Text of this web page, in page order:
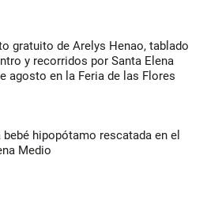
gratuito de Arelys Henao, tablado
y recorridos por Santa Elena
agosto en la Feria de las Flores
hipopótamo rescatada en el
Medio